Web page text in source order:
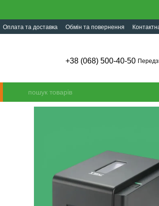
Оплата та доставка Обмін та повернення
+38 (068) 500-40-50